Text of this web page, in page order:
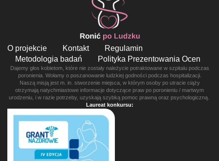
O projekcie Kontakt
Regulamin
Metodologia badań
Polityka Prezentowania Ocen
Dajemy głos kobietom, które nie zostały należycie potraktowane w szpitalu podczas
poronienia. Wołamy o poszanowanie ludzkiej godności podczas hospitalizacji.
Naszą misją jest m. in. stworzenie miejsca, w którym osoby po utracie ciąży
otrzymają natychmiastowe informacje dotyczące praw po poronieniu / martwym
urodzeniu, i w razie potrzeby, uzyskają szybką pomoc prawną oraz psychologiczną.
Laureat konkursu: